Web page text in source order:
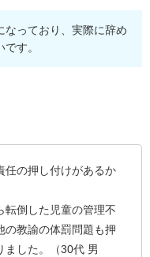
なっており、実際に辞め
す。
任の押し付けがあるか
転倒した児童の管理不
の教諭の体罰問題も押
ました。（30代 男